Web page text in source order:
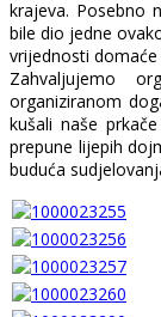
krajeva. Posebno
bile dio jedne
vrijednosti domaće
Zahvaljujemo
organiziranom
kušali naše
prepune lijepih
buduća